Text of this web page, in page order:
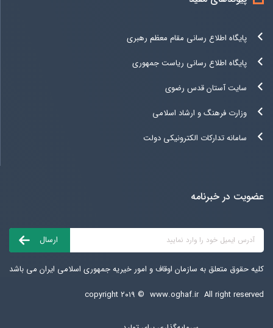
پایگاه اطلاع رسانی مقام معظم رهبری
پایگاه اطلاع رسانی ریاست جمهوری
سایت آستان قدس رضوی
وزارت فرهنگ و ارشاد اسلامی
سامانه تدارکات الکترونیکی دولت
عضویت در خبرنامه
کلیه حقوق متعلق به سازمان اوقاف و امور خیریه جمهوری اسلامی ایران می باشد
copyright ۲۰۱۹ © www.oghaf.ir All right reserved